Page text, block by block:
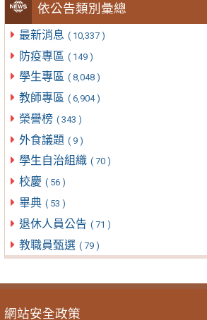
依公告類別彙總
最新消息 ( 10,337 )
防疫專區 ( 149 )
學生專區 ( 8,048 )
教師專區 ( 6,904 )
榮譽榜 ( 343 )
外食議題 ( 9 )
學生自治組織 ( 70 )
校慶 ( 56 )
畢典 ( 53 )
退休人員公告 ( 71 )
教職員甄選 ( 79 )
網站安全政策